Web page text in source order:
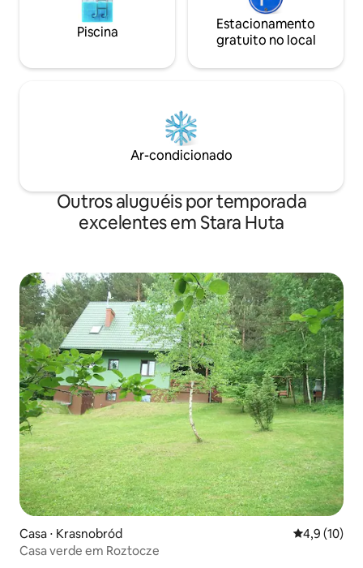
Piscina
Estacionamento
gratuito no local
Ar-condicionado
Outros aluguéis por temporada
excelentes em Stara Huta
Casa ⋅ Krasnobród 4,9 de uma
4,9 (10)
Casa verde em Roztocze